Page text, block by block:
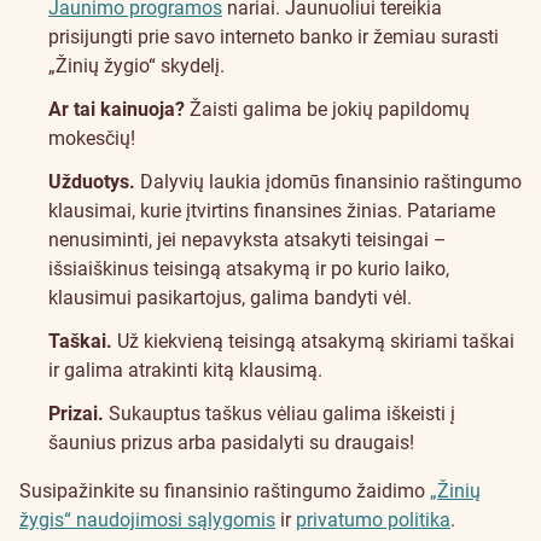
Jaunimo programos nariai. Jaunuoliui tereikia
prisijungti prie savo interneto banko ir žemiau surasti
„Žinių žygio“ skydelį.
Ar tai kainuoja? Žaisti galima be jokių papildomų
mokesčių!
Užduotys. Dalyvių laukia įdomūs finansinio raštingumo
klausimai, kurie įtvirtins finansines žinias. Patariame
nenusiminti, jei nepavyksta atsakyti teisingai –
išsiaiškinus teisingą atsakymą ir po kurio laiko,
klausimui pasikartojus, galima bandyti vėl.
Taškai. Už kiekvieną teisingą atsakymą skiriami taškai
ir galima atrakinti kitą klausimą.
Prizai. Sukauptus taškus vėliau galima iškeisti į
šaunius prizus arba pasidalyti su draugais!
Susipažinkite su finansinio raštingumo žaidimo „Žinių
žygis“ naudojimosi sąlygomis ir privatumo politika.